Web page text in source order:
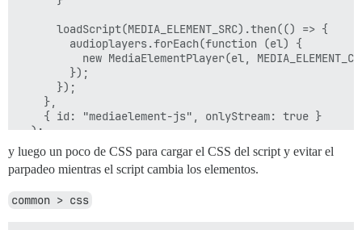
      loadScript(MEDIA_ELEMENT_SRC).then(() => {
        audioplayers.forEach(function (el) {
new MediaElementPlayer(el,
        });
      });
    },
    { id: "mediaelement-js", onlyStream: true }
  );
y luego un poco de CSS para cargar el CSS del script y evitar el
parpadeo mientras el script cambia los elementos.
common > css